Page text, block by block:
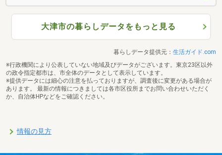
大津市の暮らしデータをもっと見る
暮らしデータ提供元： 生活ガイド.com
※行政機関により公表していない地域及びデータがございます。東京23区以外
の政令指定都市は、市全体のデータとして表示しています。
※提供データには細心の注意を払っておりますが、調査後に変更がある場合が
あります。 最新の情報につきましては各市区役所までお問い合わせいただく
か、自治体HPなどをご確認ください。
情報の見方